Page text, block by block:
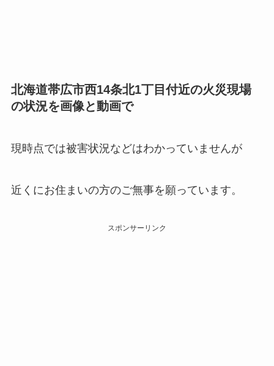
北海道帯広市西14条北1丁目付近の火災現場
の状況を画像と動画で
現時点では被害状況などはわかっていませんが
近くにお住まいの方のご無事を願っています。
スポンサーリンク